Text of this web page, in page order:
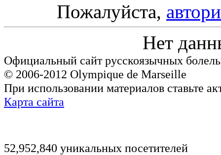
Пожалуйста,
Нет
Официальный сайт русскоязычных
© 2006-2012 Olympique de Marseille
При использовании материалов ставьте
Карта сайта
52,952,840 уникальных посетителей